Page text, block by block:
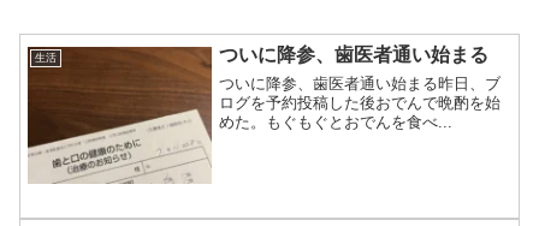
生活 ついに降参、歯医者通い始まる
ついに降参、歯医者通い始まる昨日、ブ
ログを予約投稿した後おでんで晩酌を始
めた。もぐもぐとおでんを食べ...